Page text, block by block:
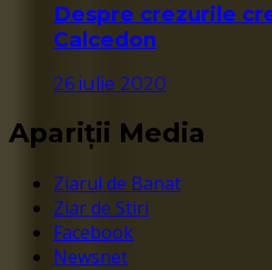
Despre crezurile
Calcedon
26 iulie 2020
Apariții Media
Ziarul de Banat
Ziar de Stiri
Facebook
Newsnet